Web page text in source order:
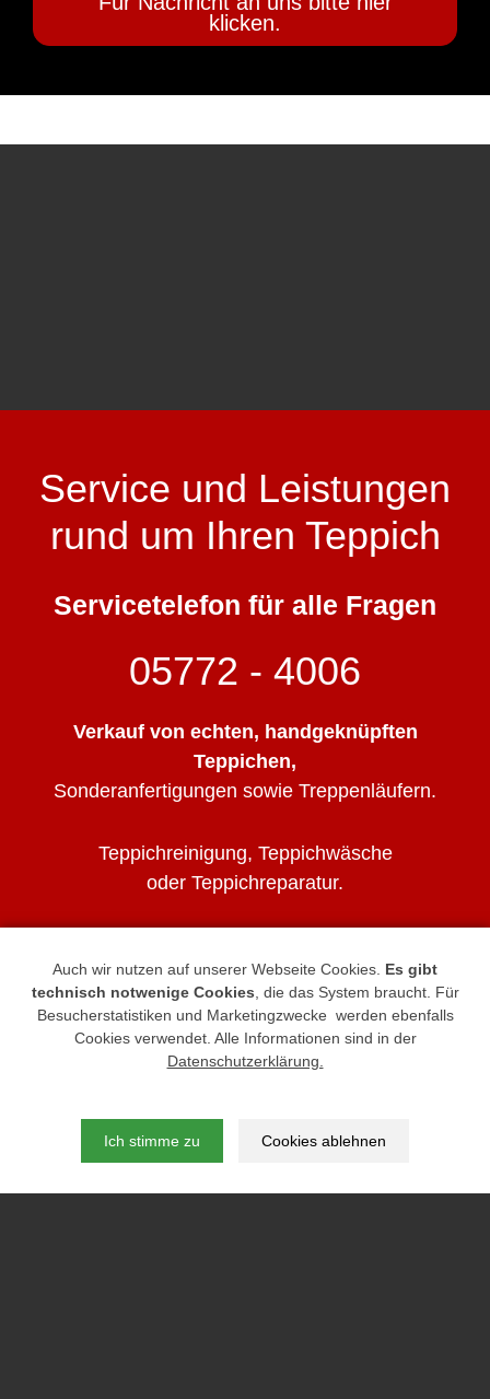
klicken.
Service und Leistungen
rund um Ihren Teppich
Servicetelefon für alle Fragen
05772 - 4006
Verkauf von echten, handgeknüpften
Teppichen,
Sonderanfertigungen sowie Treppenläufern.
Teppichreinigung, Teppichwäsche
oder Teppichreparatur.
Wir freuen uns auf Ihren Anruf.
Impressum|Datenschutz
Straße 23, 32339 Espelkamp
Auch wir nutzen auf unserer Webseite Cookies. Es gibt
technisch notwenige Cookies , die das System braucht. Für
Besucherstatistiken und Marketingzwecke werden ebenfalls
Cookies verwendet. Alle Informationen sind in der
Datenschutzerklärung.
Cookies ablehnen
Ich stimme zu